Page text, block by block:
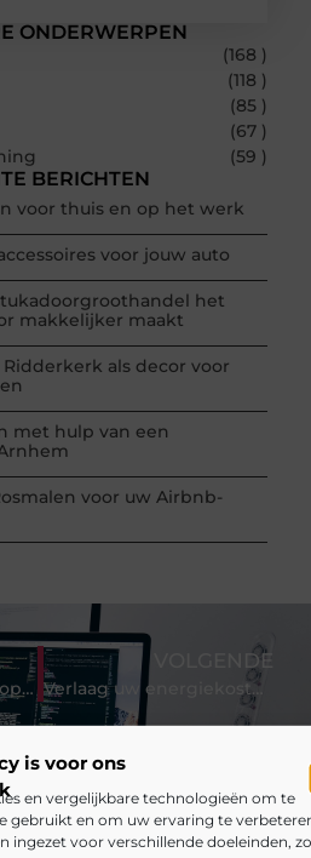
is voor ons
en vergelijkbare technologieën om te
gebruikt en om uw ervaring te
ingezet voor verschillende doeleinden,
ONDERWERPEN
(168 )
(118 )
(85 )
(67 )
(59 )
BERICHTEN
voor thuis en op het werk
voor jouw auto
het
makkelijker maakt
als decor voor
met hulp van een
voor uw Airbnb-
Een glazen vloerluik kopen: wat is er allemaal mogelijk?
VOLGENDE
Verlaag uw energiekosten